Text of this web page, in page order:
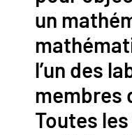
un
l’un des
membres
Toutes